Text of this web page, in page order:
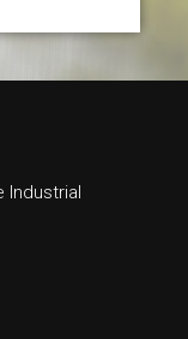
Industrial